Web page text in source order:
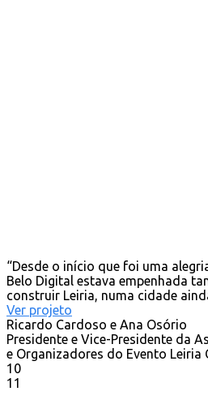
“Desde o início que foi uma
Belo Digital estava empenhada
construir Leiria, numa cidade
Ver projeto
Ricardo Cardoso e Ana Osório
Presidente e Vice-Presidente da
e Organizadores do Evento Leiria
10
11